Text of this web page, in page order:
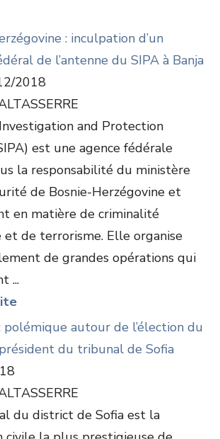
: inculpation d’un
de l’antenne du SIPA à Banja
2018
and Protection
est une agence fédérale
la responsabilité du ministère
de Bosnie-Herzégovine et
en matière de criminalité
et de terrorisme. Elle organise
de grandes opérations qui
...
polémique autour de l’élection du
du tribunal de Sofia
du district de Sofia est la